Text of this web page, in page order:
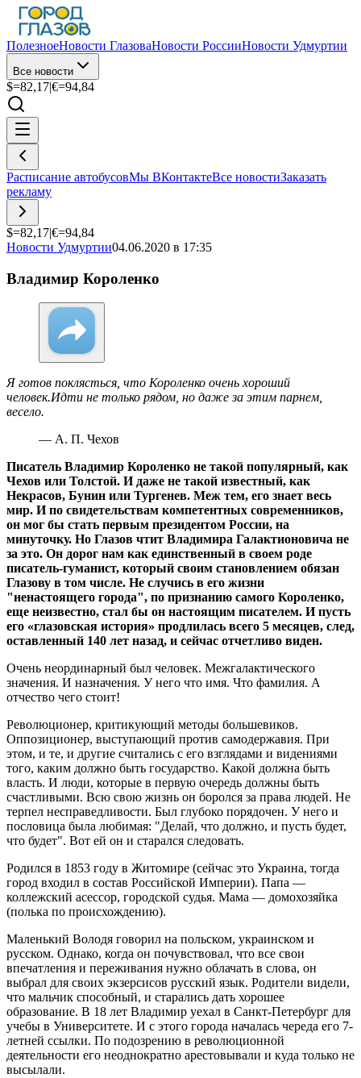
ПолезноеНовости ГлазоваНовости РоссииНовости Удмуртии
Все новости
$=82,17|€=94,84
Расписание автобусовМы ВКонтактеВсе новостиЗаказать
рекламу
$=82,17|€=94,84
Новости Удмуртии04.06.2020 в 17:35
Владимир Короленко
Я готов поклясться, что Короленко очень хороший
человек.Идти не только рядом, но даже за этим парнем,
весело.
— А. П. Чехов
Писатель Владимир Короленко не такой популярный, как
Чехов или Толстой. И даже не такой известный, как
Некрасов, Бунин или Тургенев. Меж тем, его знает весь
мир. И по свидетельствам компетентных современников,
он мог бы стать первым президентом России, на
минуточку. Но Глазов чтит Владимира Галактионовича не
за это. Он дорог нам как единственный в своем роде
писатель-гуманист, который своим становлением обязан
Глазову в том числе. Не случись в его жизни
"ненастоящего города", по признанию самого Короленко,
еще неизвестно, стал бы он настоящим писателем. И пусть
его «глазовская история» продлилась всего 5 месяцев, след,
оставленный 140 лет назад, и сейчас отчетливо виден.
Очень неординарный был человек. Межгалактического
значения. И назначения. У него что имя. Что фамилия. А
отчество чего стоит!
Революционер, критикующий методы большевиков.
Оппозиционер, выступающий против самодержавия. При
этом, и те, и другие считались с его взглядами и видениями
того, каким должно быть государство. Какой должна быть
власть. И люди, которые в первую очередь должны быть
счастливыми. Всю свою жизнь он боролся за права людей. Не
терпел несправедливости. Был глубоко порядочен. У него и
пословица была любимая: "Делай, что должно, и пусть будет,
что будет". Вот ей он и старался следовать.
Родился в 1853 году в Житомире (сейчас это Украина, тогда
город входил в состав Российской Империи). Папа —
коллежский асессор, городской судья. Мама — домохозяйка
(полька по происхождению).
Маленький Володя говорил на польском, украинском и
русском. Однако, когда он почувствовал, что все свои
впечатления и переживания нужно облачать в слова, он
выбрал для своих экзерсисов русский язык. Родители видели,
что мальчик способный, и старались дать хорошее
образование. В 18 лет Владимир уехал в Санкт-Петербург для
учебы в Университете. И с этого города началась череда его 7-
летней ссылки. По подозрению в революционной
деятельности его неоднократно арестовывали и куда только не
высылали.